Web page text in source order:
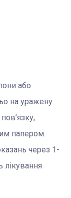
або
на уражену
папером.
через 1-
лікування